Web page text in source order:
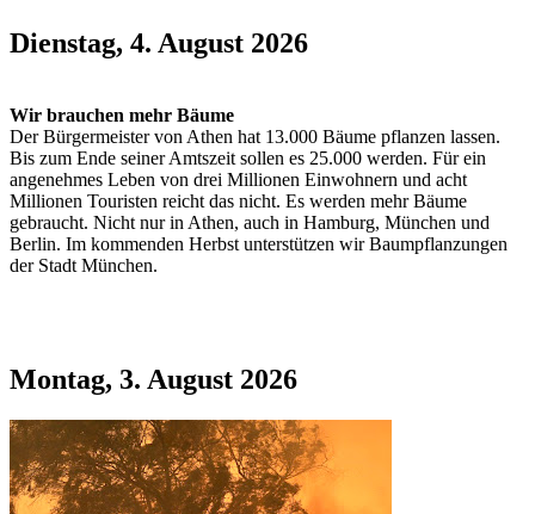
Dienstag, 4. August 2026
Wir brauchen mehr Bäume
Der Bürgermeister von Athen hat 13.000 Bäume pflanzen lassen.
Bis zum Ende seiner Amtszeit sollen es 25.000 werden. Für ein
angenehmes Leben von drei Millionen Einwohnern und acht
Millionen Touristen reicht das nicht. Es werden mehr Bäume
gebraucht. Nicht nur in Athen, auch in Hamburg, München und
Berlin. Im kommenden Herbst unterstützen wir Baumpflanzungen
der Stadt München.
Montag, 3. August 2026